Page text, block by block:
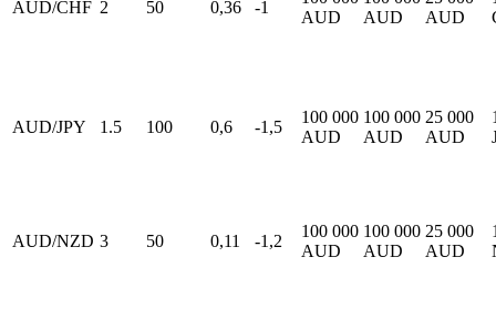
AUD/CHF 2 50 0,36 -1
AUD
AUD
AUD
AUD/JPY 1.5 100 0,6 -1,5
100 000
AUD
100 000
AUD
25 000
AUD
AUD/NZD 3 50 0,11 -1,2
100 000
AUD
100 000
AUD
25 000
AUD